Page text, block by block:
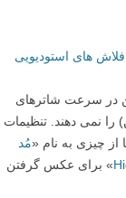
فلاش های استودیویی
در سرعت شاترهای
را نمی دهند. تنظیمات
از چیزی به نام «مُد
» برای عکس گرفتن